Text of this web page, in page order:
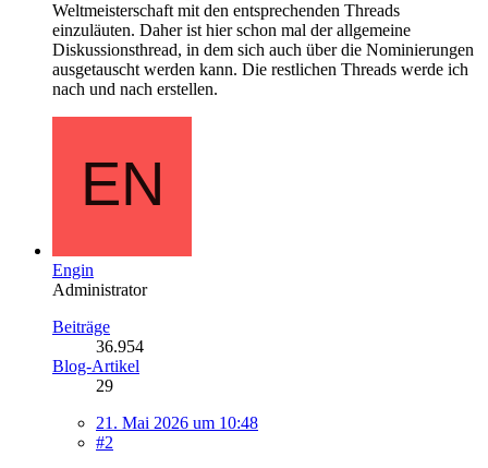
Weltmeisterschaft mit den entsprechenden Threads
einzuläuten. Daher ist hier schon mal der allgemeine
Diskussionsthread, in dem sich auch über die Nominierungen
ausgetauscht werden kann. Die restlichen Threads werde ich
nach und nach erstellen.
Engin
Administrator
Beiträge
36.954
Blog-Artikel
29
21. Mai 2026 um 10:48
#2